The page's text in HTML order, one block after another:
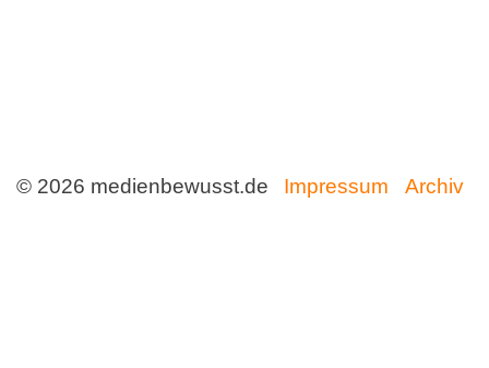
© 2026 medienbewusst.de Impressum Archiv